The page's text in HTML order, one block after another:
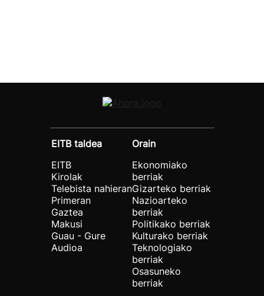
EITB taldea
EITB
Kirolak
Telebista nahieran
Primeran
Gaztea
Makusi
Guau - Gure
Audioa
Orain
Ekonomiako
berriak
Gizarteko berriak
Nazioarteko
berriak
Politikako berriak
Kulturako berriak
Teknologiako
berriak
Osasuneko
berriak